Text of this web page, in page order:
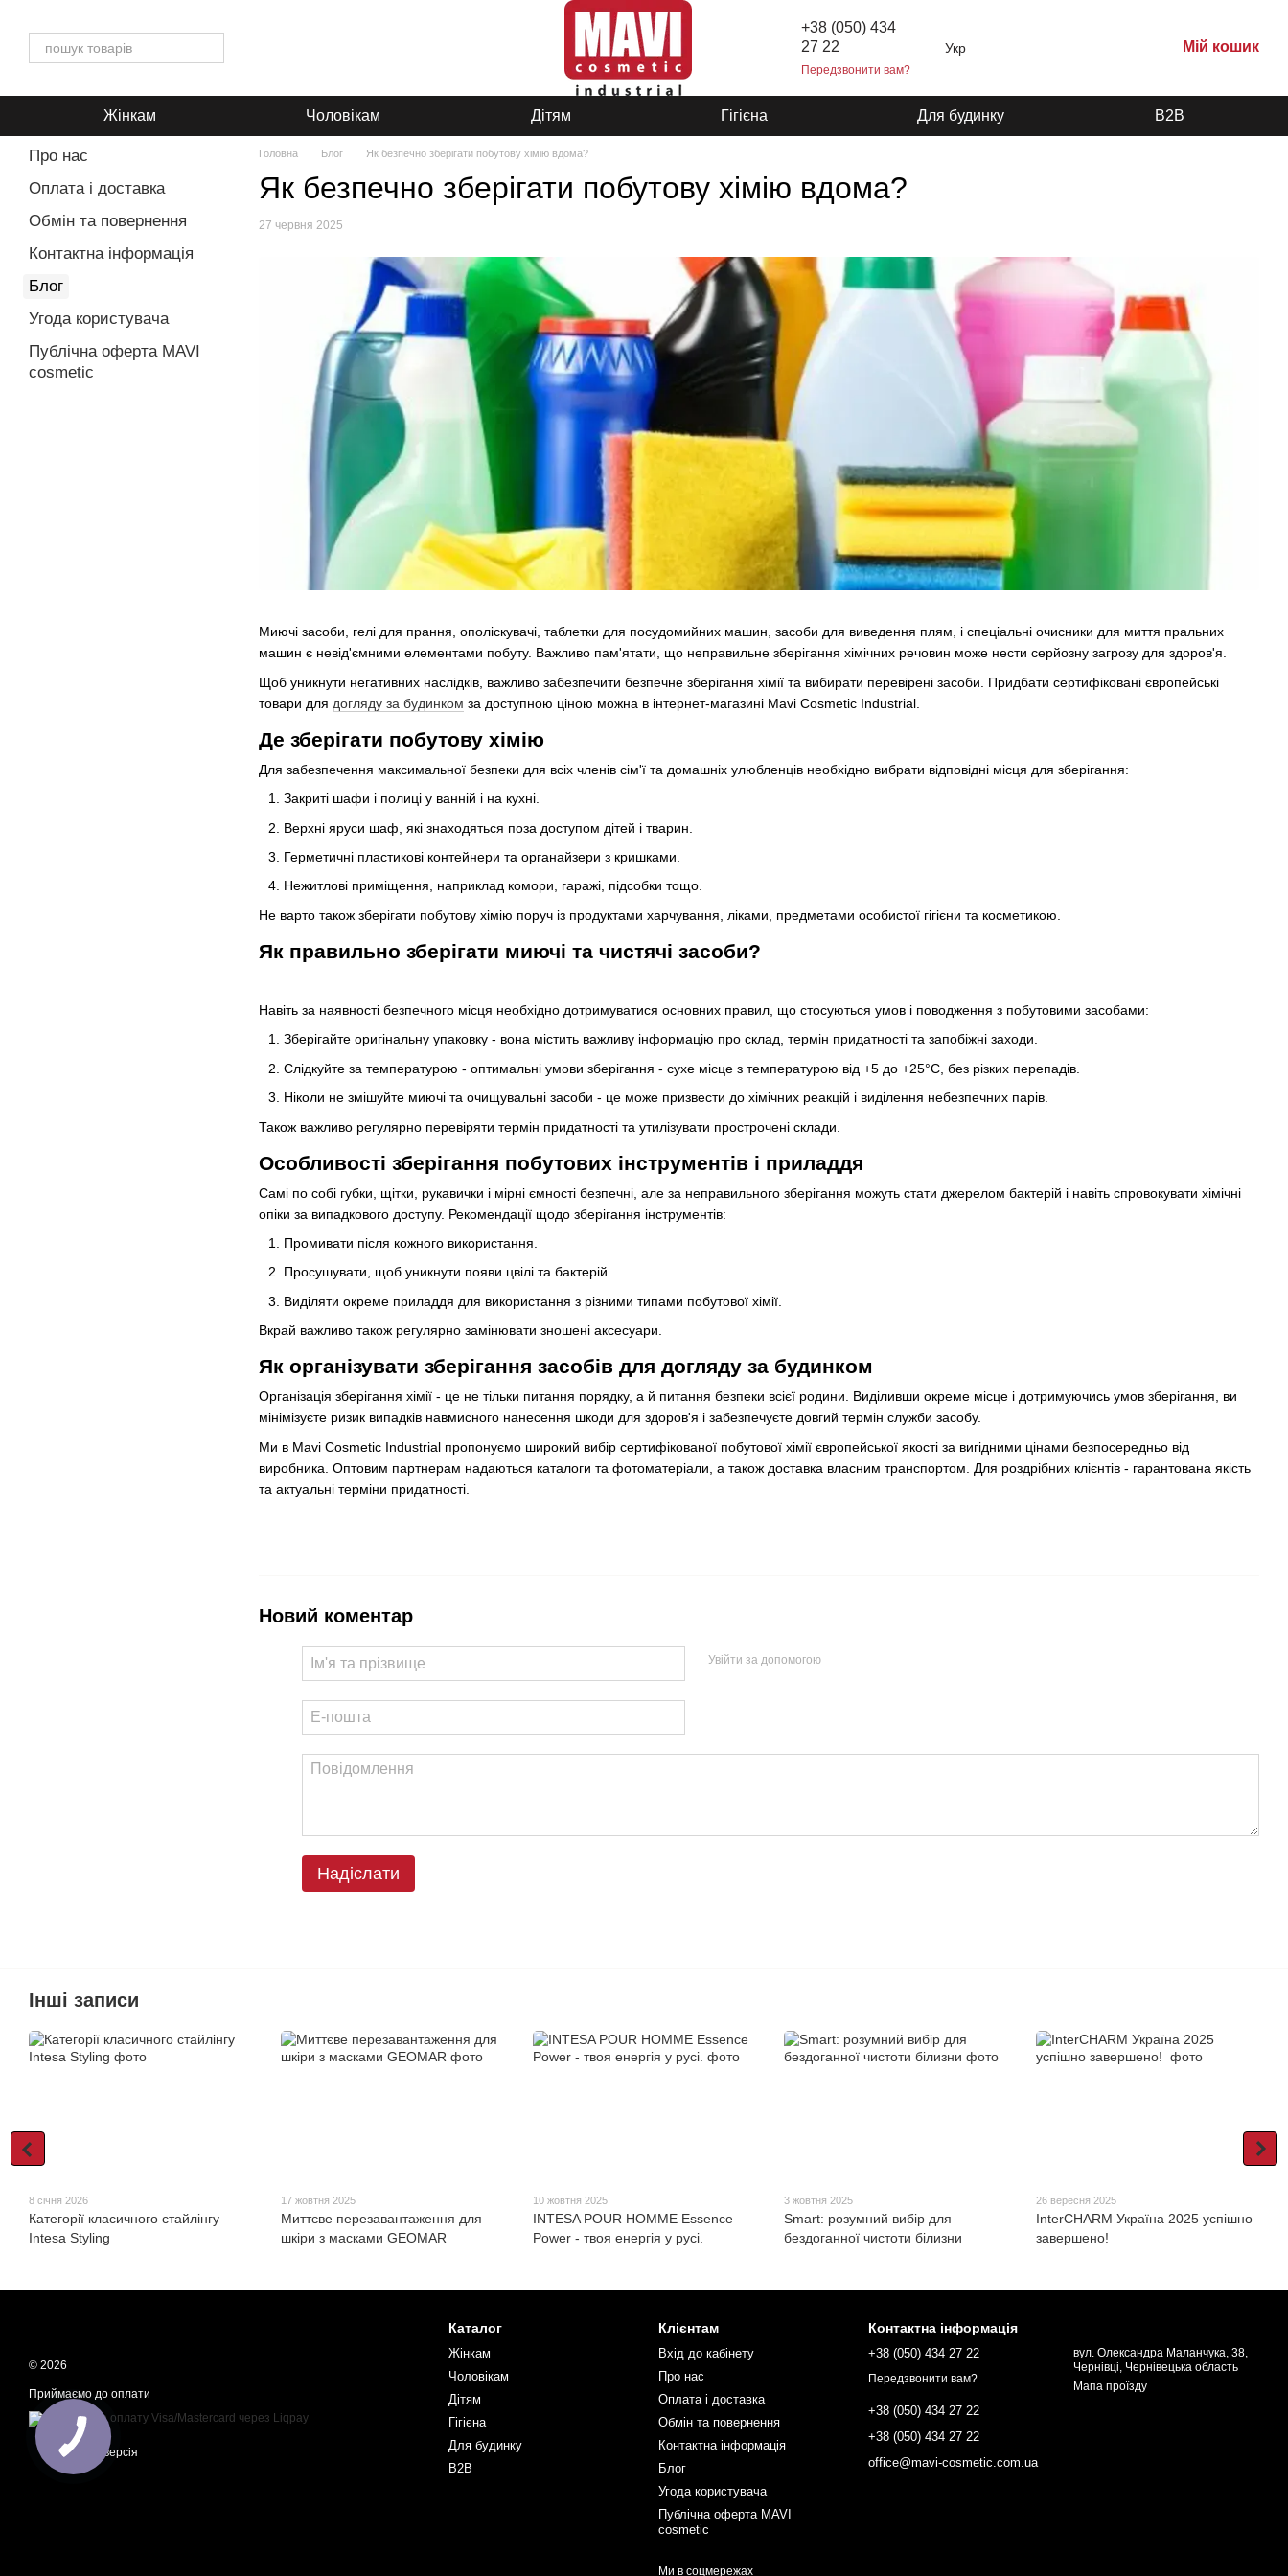
+38 (050) 434
27 22
Передзвонити вам?
Укр Мій кошик
Жінкам Чоловікам Дітям Гігієна Для будинку B2B
Головна Блог Як безпечно зберігати побутову хімію вдома?
Як безпечно зберігати побутову хімію вдома?
27 червня 2025
Миючі засоби, гелі для прання, ополіскувачі, таблетки для посудомийних машин, засоби для виведення плям, і спеціальні очисники для миття пральних
машин є невід'ємними елементами побуту. Важливо пам'ятати, що неправильне зберігання хімічних речовин може нести серйозну загрозу для здоров'я.
Щоб уникнути негативних наслідків, важливо забезпечити безпечне зберігання хімії та вибирати перевірені засоби. Придбати сертифіковані європейські
товари для догляду за будинком за доступною ціною можна в інтернет-магазині Mavi Cosmetic Industrial.
Де зберігати побутову хімію
Для забезпечення максимальної безпеки для всіх членів сім'ї та домашніх улюбленців необхідно вибрати відповідні місця для зберігання:
Закриті шафи і полиці у ванній і на кухні.
Верхні яруси шаф, які знаходяться поза доступом дітей і тварин.
Герметичні пластикові контейнери та органайзери з кришками.
Нежитлові приміщення, наприклад комори, гаражі, підсобки тощо.
Не варто також зберігати побутову хімію поруч із продуктами харчування, ліками, предметами особистої гігієни та косметикою.
Як правильно зберігати миючі та чистячі засоби?
Навіть за наявності безпечного місця необхідно дотримуватися основних правил, що стосуються умов і поводження з побутовими засобами:
Зберігайте оригінальну упаковку - вона містить важливу інформацію про склад, термін придатності та запобіжні заходи.
Слідкуйте за температурою - оптимальні умови зберігання - сухе місце з температурою від +5 до +25°C, без різких перепадів.
Ніколи не змішуйте миючі та очищувальні засоби - це може призвести до хімічних реакцій і виділення небезпечних парів.
Також важливо регулярно перевіряти термін придатності та утилізувати прострочені склади.
Особливості зберігання побутових інструментів і приладдя
Самі по собі губки, щітки, рукавички і мірні ємності безпечні, але за неправильного зберігання можуть стати джерелом бактерій і навіть спровокувати хімічні
опіки за випадкового доступу. Рекомендації щодо зберігання інструментів:
Промивати після кожного використання.
Просушувати, щоб уникнути появи цвілі та бактерій.
Виділяти окреме приладдя для використання з різними типами побутової хімії.
Вкрай важливо також регулярно замінювати зношені аксесуари.
Як організувати зберігання засобів для догляду за будинком
Організація зберігання хімії - це не тільки питання порядку, а й питання безпеки всієї родини. Виділивши окреме місце і дотримуючись умов зберігання, ви
мінімізуєте ризик випадків навмисного нанесення шкоди для здоров'я і забезпечуєте довгий термін служби засобу.
Ми в Mavi Cosmetic Industrial пропонуємо широкий вибір сертифікованої побутової хімії європейської якості за вигідними цінами безпосередньо від
виробника. Оптовим партнерам надаються каталоги та фотоматеріали, а також доставка власним транспортом. Для роздрібних клієнтів - гарантована якість
та актуальні терміни придатності.
Новий коментар
Увійти за допомогою
Надіслати
Про нас
Оплата і доставка
Обмін та повернення
Контактна інформація
Блог
Угода користувача
Публічна оферта MAVI
cosmetic
Інші записи
8 січня 2026
Категорії класичного стайлінгу
Intesa Styling
17 жовтня 2025
Миттєве перезавантаження для
шкіри з масками GEOMAR
10 жовтня 2025
INTESA POUR HOMME Essence
Power - твоя енергія у русі.
3 жовтня 2025
Smart: розумний вибір для
бездоганної чистоти білизни
26 вересня 2025
InterCHARM Україна 2025 успішно
завершено!
© 2026
Приймаємо до оплати
Мобільна версія
Каталог
Жінкам
Чоловікам
Дітям
Гігієна
Для будинку
B2B
Клієнтам
Вхід до кабінету
Про нас
Оплата і доставка
Обмін та повернення
Контактна інформація
Блог
Угода користувача
Публічна оферта MAVI
cosmetic
Ми в соцмережах
Контактна інформація
+38 (050) 434 27 22
Передзвонити вам?
+38 (050) 434 27 22
+38 (050) 434 27 22
office@mavi-cosmetic.com.ua
вул. Олександра Маланчука, 38,
Чернівці, Чернівецька область
Мапа проїзду